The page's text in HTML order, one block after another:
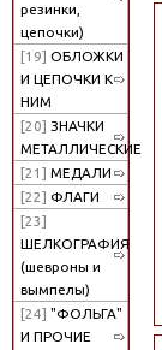
резинки,
цепочки)
[19] ОБЛОЖКИ
И ЦЕПОЧКИ К
НИМ
[20] ЗНАЧКИ
МЕТАЛЛИЧЕСКИЕ
[21] МЕДАЛИ
[22] ФЛАГИ
[23]
ШЕЛКОГРАФИЯ
(шевроны и
вымпелы)
[24] "ФОЛЬГА"
И ПРОЧИЕ